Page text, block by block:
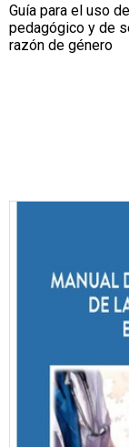
Guía para el uso
pedagógico y de
razón de género